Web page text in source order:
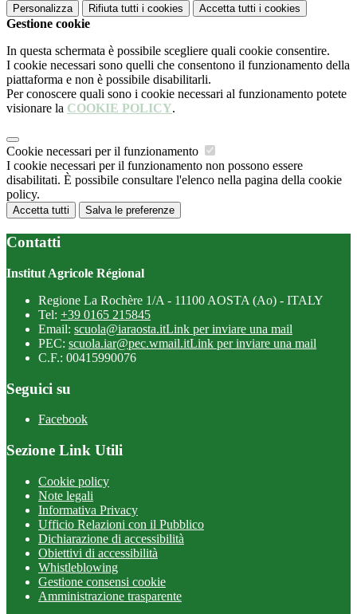
Personalizza Rifiuta tutti i cookies Accetta tutti i cookies
Gestione cookie
In questa schermata è possibile scegliere quali cookie consentire.
I cookie necessari sono quelli che consentono il funzionamento della
piattaforma e non è possibile disabilitarli.
Per conoscere quali sono i cookie necessari al funzionamento potete
visionare la COOKIE POLICY.
Cookie necessari per il funzionamento
I cookie necessari per il funzionamento non possono essere
disabilitati. È possibile consultare l'elenco nella pagina della cookie
policy.
Accetta tutti Salva le preferenze
Contatti
Institut Agricole Régional
Regione La Rochère 1/A - 11100 AOSTA (Ao) - ITALY
Tel: +39 0165 215845
Email: scuola@iaraosta.itLink per inviare una mail
PEC: scuola.iar@pec.wmail.itLink per inviare una mail
C.F.: 00415990076
Seguici su
Facebook
Sezione Link Utili
Cookie policy
Note legali
Informativa Privacy
Ufficio Relazioni con il Pubblico
Dichiarazione di accessibilità
Obiettivi di accessibilità
Whistleblowing
Gestione consensi cookie
Amministrazione trasparente